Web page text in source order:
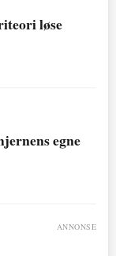
løse
egne
ANNONSE